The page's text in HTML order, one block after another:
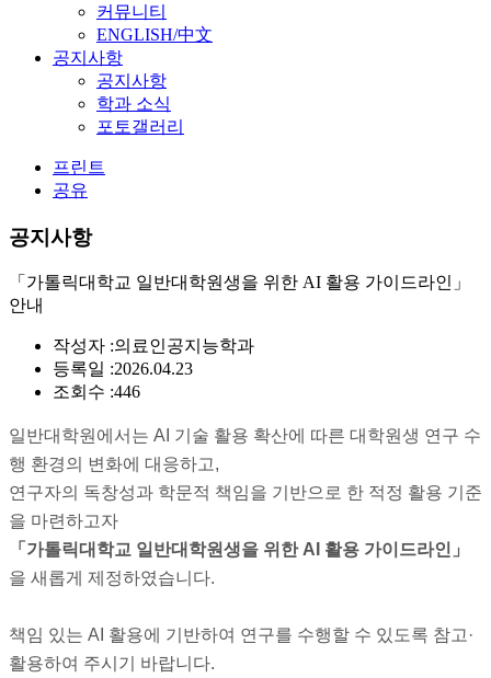
커뮤니티
ENGLISH/中文
공지사항
공지사항
학과 소식
포토갤러리
프린트
공유
공지사항
「가톨릭대학교 일반대학원생을 위한 AI 활용 가이드라인」
안내
작성자 :의료인공지능학과
등록일 :2026.04.23
조회수 :446
일반대학원에서는 AI 기술 활용 확산에 따른 대학원생 연구 수
행 환경의 변화에 대응하고,
연구자의 독창성과 학문적 책임을 기반으로 한 적정 활용 기준
을 마련하고자
「가톨릭대학교 일반대학원생을 위한 AI 활용 가이드라인」
을 새롭게 제정하였습니다.
책임 있는 AI 활용에 기반하여 연구를 수행할 수 있도록 참고·
활용하여 주시기 바랍니다.